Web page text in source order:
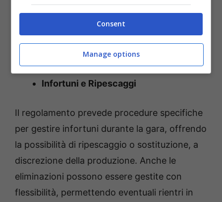
attraverso i “cuoricini” e i “like” sui profili
ufficiali del programma, gioca un ruolo
cruciale, con controlli attenti per evitare
Infortuni e Ripescaggi
Il regolamento prevede procedure specifiche
per gestire infortuni durante la gara, offrendo
la possibilità di ripescaggio o sostituzione, a
discrezione della produzione. Anche le
eliminazioni possono essere gestite con
flessibilità, permettendo eventuali rientri in
Consent
Manage options